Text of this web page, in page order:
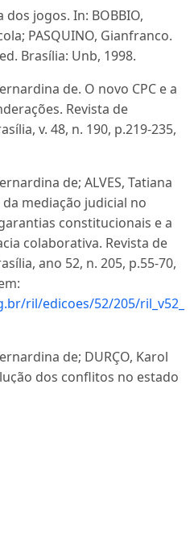
dos jogos. In: BOBBIO,
PASQUINO, Gianfranco.
Brasília: Unb, 1998.
de. O novo CPC e a
Revista de
v. 48, n. 190, p.219-235,
de; ALVES, Tatiana
mediação judicial no
constitucionais e a
colaborativa. Revista de
ano 52, n. 205, p.55-70,
ril/edicoes/52/205/
de; DURÇO, Karol
dos conflitos no estado